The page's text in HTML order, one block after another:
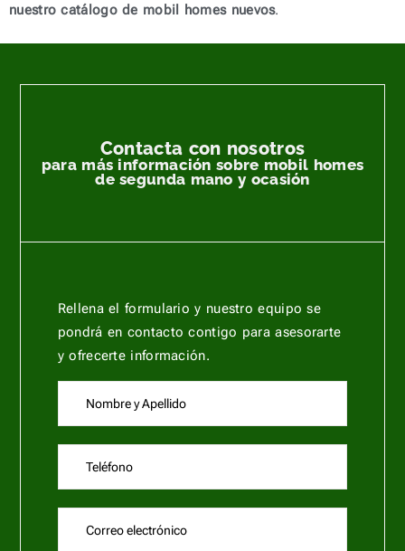
nuestro catálogo de mobil homes nuevos.
Contacta con nosotros
para más información sobre mobil homes
de segunda mano y ocasión
Rellena el formulario y nuestro equipo se
pondrá en contacto contigo para asesorarte
y ofrecerte información.